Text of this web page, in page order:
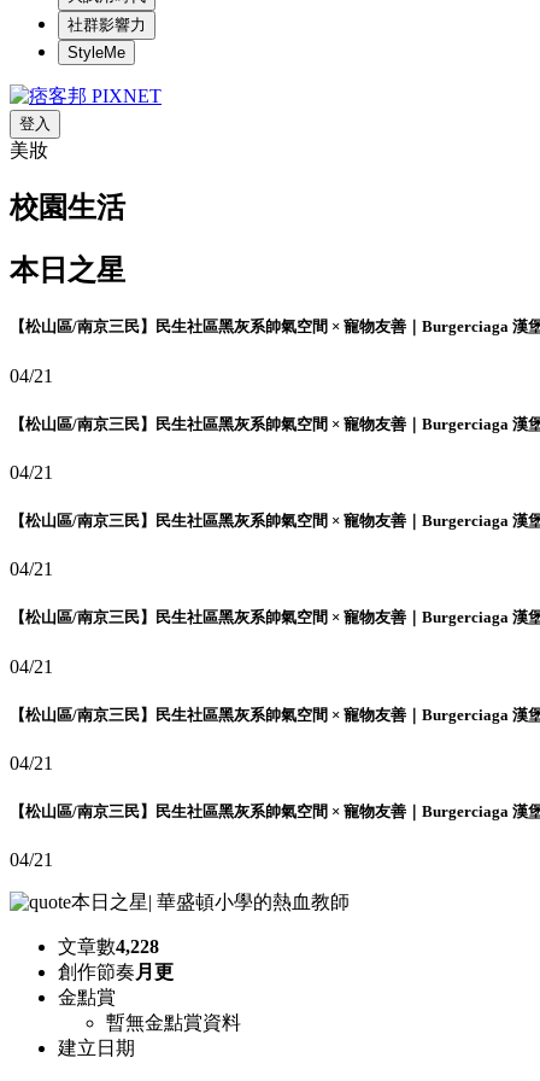
社群影響力
StyleMe
登入
美妝
校園生活
本日之星
【松山區/南京三民】民生社區黑灰系帥氣空間 × 寵物友善｜Burgerciaga 漢
04/21
【松山區/南京三民】民生社區黑灰系帥氣空間 × 寵物友善｜Burgerciaga 漢
04/21
【松山區/南京三民】民生社區黑灰系帥氣空間 × 寵物友善｜Burgerciaga 漢
04/21
【松山區/南京三民】民生社區黑灰系帥氣空間 × 寵物友善｜Burgerciaga 漢
04/21
【松山區/南京三民】民生社區黑灰系帥氣空間 × 寵物友善｜Burgerciaga 漢
04/21
【松山區/南京三民】民生社區黑灰系帥氣空間 × 寵物友善｜Burgerciaga 漢
04/21
本日之星| 華盛頓小學的熱血教師
文章數4,228
創作節奏 月更
金點賞
暫無金點賞資料
建立日期